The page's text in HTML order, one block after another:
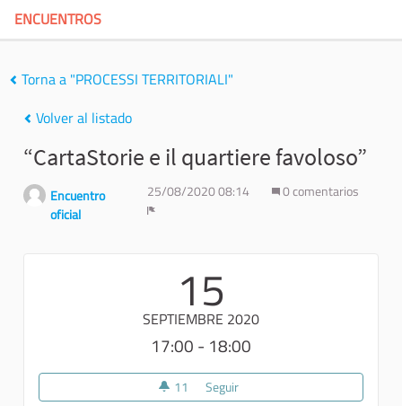
ENCUENTROS
Torna a "PROCESSI TERRITORIALI"
Volver al listado
“CartaStorie e il quartiere favoloso”
Encuentro
oficial
25/08/2020 08:14
0 comentarios
15
SEPTIEMBRE 2020
17:00 - 18:00
11 11 seguidoras
Seguir